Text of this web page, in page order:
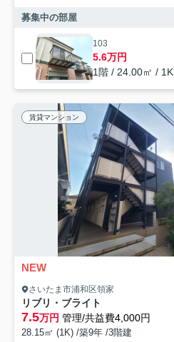
募集中の部屋
103
5.6万円
1階 / 24.00㎡ / 1K
賃貸マンション
NEW
さいたま市浦和区領家
リブリ・ブライト
7.5万円 管理/共益費4,000円
28.15㎡ (1K) /築9年 /3階建